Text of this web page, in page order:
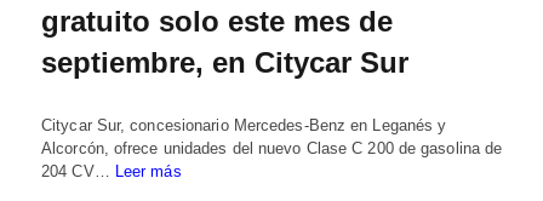
gratuito solo este mes de
septiembre, en Citycar Sur
Citycar Sur, concesionario Mercedes-Benz en Leganés y
Alcorcón, ofrece unidades del nuevo Clase C 200 de gasolina de
204 CV… Leer más